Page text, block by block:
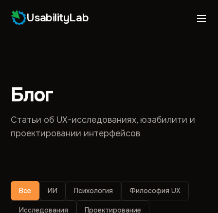
UsabilityLab
Блог
Статьи об UX-исследованиях, юзабилити и
проектировании интерфейсов
Все ИИ Психология Философия UX
Исследования Проектирование